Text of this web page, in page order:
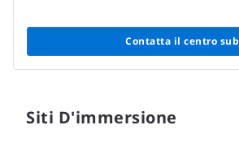
Contatta il centro sub
Siti D'immersione